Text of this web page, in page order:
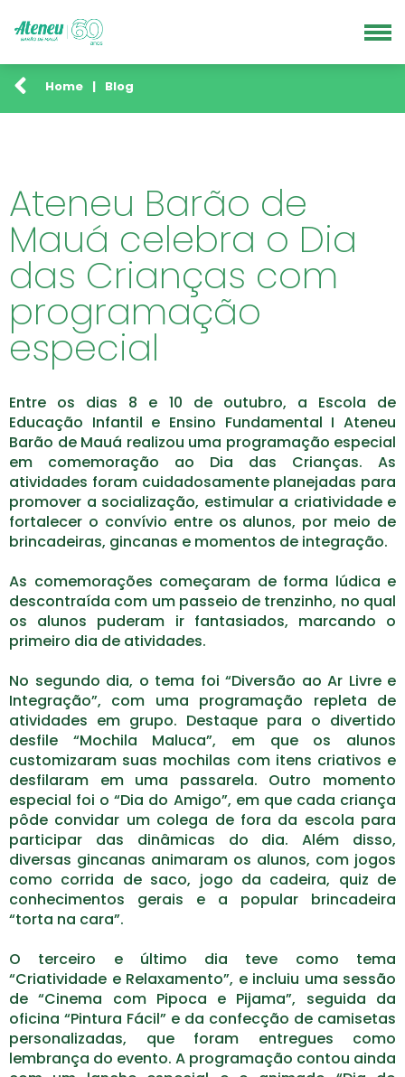
Home | Blog
Ateneu Barão de
Mauá celebra o Dia
das Crianças com
programação
especial
Entre os dias 8 e 10 de outubro, a Escola de
Educação Infantil e Ensino Fundamental I Ateneu
Barão de Mauá realizou uma programação especial
em comemoração ao Dia das Crianças. As
atividades foram cuidadosamente planejadas para
promover a socialização, estimular a criatividade e
fortalecer o convívio entre os alunos, por meio de
brincadeiras, gincanas e momentos de integração.
As comemorações começaram de forma lúdica e
descontraída com um passeio de trenzinho, no qual
os alunos puderam ir fantasiados, marcando o
primeiro dia de atividades.
No segundo dia, o tema foi “Diversão ao Ar Livre e
Integração”, com uma programação repleta de
atividades em grupo. Destaque para o divertido
desfile “Mochila Maluca”, em que os alunos
customizaram suas mochilas com itens criativos e
desfilaram em uma passarela. Outro momento
especial foi o “Dia do Amigo”, em que cada criança
pôde convidar um colega de fora da escola para
participar das dinâmicas do dia. Além disso,
diversas gincanas animaram os alunos, com jogos
como corrida de saco, jogo da cadeira, quiz de
conhecimentos gerais e a popular brincadeira
“torta na cara”.
O terceiro e último dia teve como tema
“Criatividade e Relaxamento”, e incluiu uma sessão
de “Cinema com Pipoca e Pijama”, seguida da
oficina “Pintura Fácil” e da confecção de camisetas
personalizadas, que foram entregues como
lembrança do evento. A programação contou ainda